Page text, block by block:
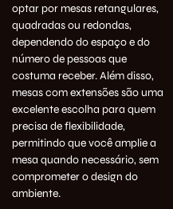
optar por mesas retangulares,
quadradas ou redondas,
dependendo do espaço e do
número de pessoas que
costuma receber. Além disso,
mesas com extensões são uma
excelente escolha para quem
precisa de flexibilidade,
permitindo que você amplie a
mesa quando necessário, sem
comprometer o design do
ambiente.